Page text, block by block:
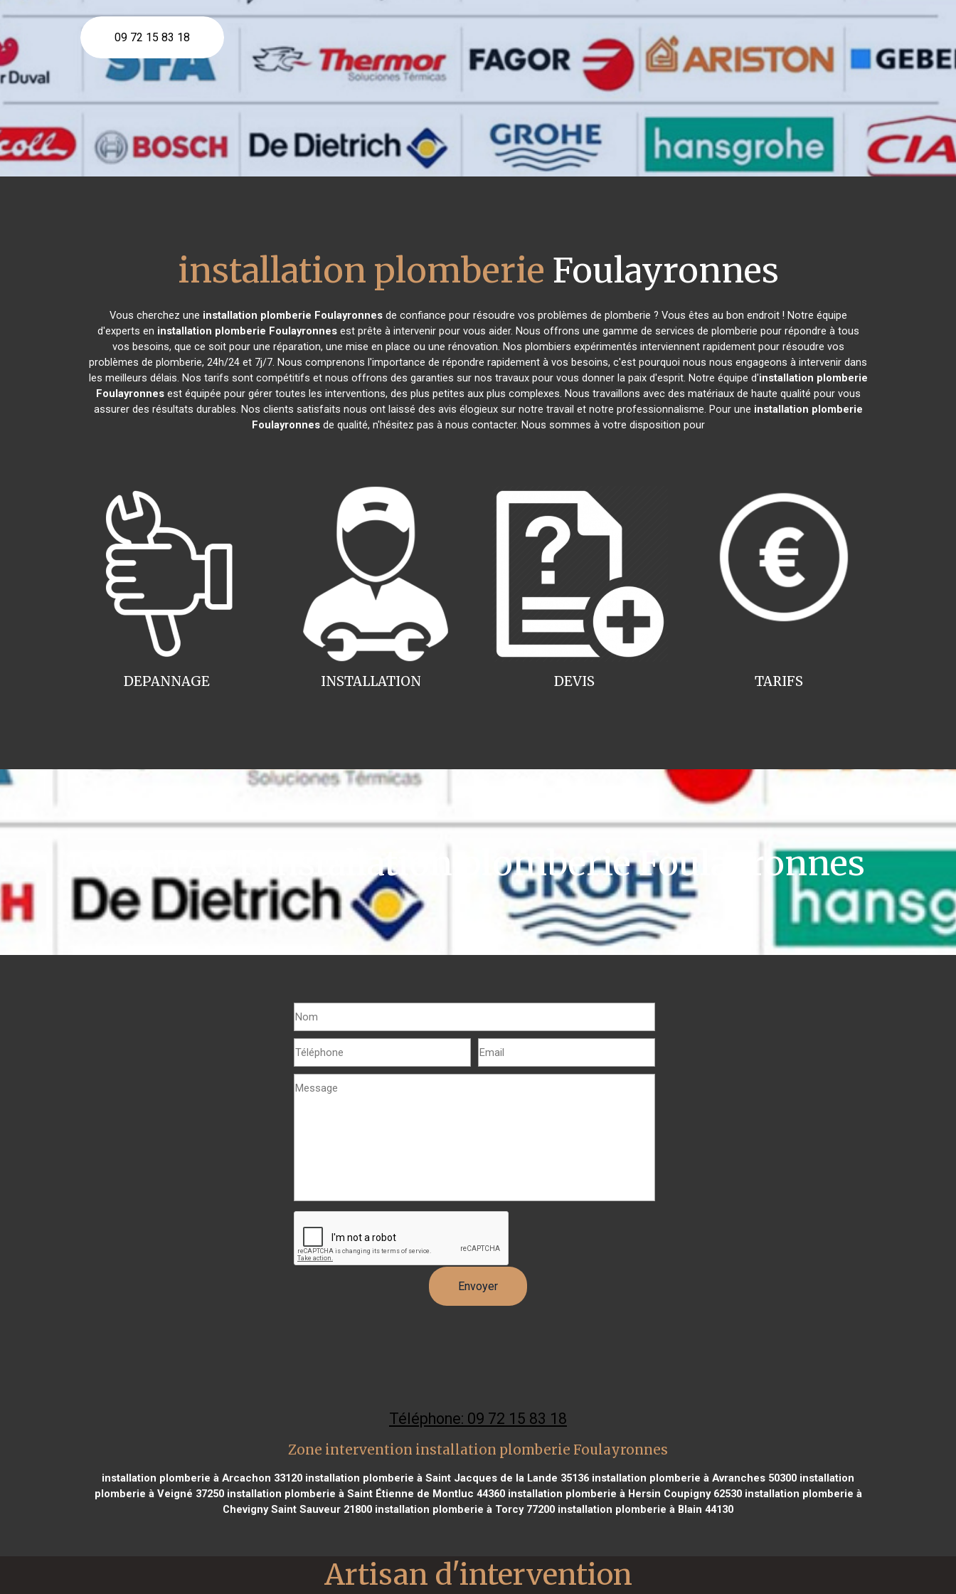
09 72 15 83 18
installation plomberie Foulayronnes
Vous cherchez une installation plomberie Foulayronnesde confiance pour résoudre vos problèmes de plomberie ? Vous êtes au bon endroit ! Notre équipe
d'experts en installation plomberie Foulayronnesest prête à intervenir pour vous aider. Nous offrons une gamme de services de plomberie pour répondre à tous
vos besoins, que ce soit pour une réparation, une mise en place ou une rénovation. Nos plombiers expérimentés interviennent rapidement pour résoudre vos
problèmes de plomberie, 24h/24 et 7j/7. Nous comprenons l'importance de répondre rapidement à vos besoins, c'est pourquoi nous nous engageons à intervenir dans
les meilleurs délais. Nos tarifs sont compétitifs et nous offrons des garanties sur nos travaux pour vous donner la paix d'esprit. Notre équipe d'installation plomberie
Foulayronnesest équipée pour gérer toutes les interventions, des plus petites aux plus complexes. Nous travaillons avec des matériaux de haute qualité pour vous
assurer des résultats durables. Nos clients satisfaits nous ont laissé des avis élogieux sur notre travail et notre professionnalisme. Pour une installation plomberie
Foulayronnesde qualité, n'hésitez pas à nous contacter. Nous sommes à votre disposition pour
INSTALLATION
DEPANNAGE TARIFS
DEVIS
CONTACT installation plomberie Foulayronnes
Téléphone: 09 72 15 83 18
Zone intervention installation plomberie Foulayronnes
installation plomberie à Arcachon 33120 installation plomberie à Saint Jacques de la Lande 35136 installation plomberie à Avranches 50300 installation
plomberie à Veigné 37250installation plomberie à Saint Étienne de Montluc 44360installation plomberie à Hersin Coupigny 62530installation plomberie à
Chevigny Saint Sauveur 21800 installation plomberie à Torcy 77200 installation plomberie à Blain 44130
Artisan d'intervention